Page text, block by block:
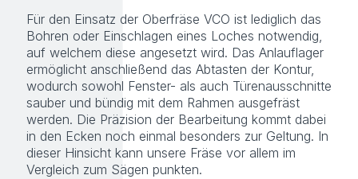
Für den Einsatz der Oberfräse VCO ist lediglich das
Bohren oder Einschlagen eines Loches notwendig,
auf welchem diese angesetzt wird. Das Anlauflager
ermöglicht anschließend das Abtasten der Kontur,
wodurch sowohl Fenster- als auch Türenausschnitte
sauber und bündig mit dem Rahmen ausgefräst
werden. Die Präzision der Bearbeitung kommt dabei
in den Ecken noch einmal besonders zur Geltung. In
dieser Hinsicht kann unsere Fräse vor allem im
Vergleich zum Sägen punkten.